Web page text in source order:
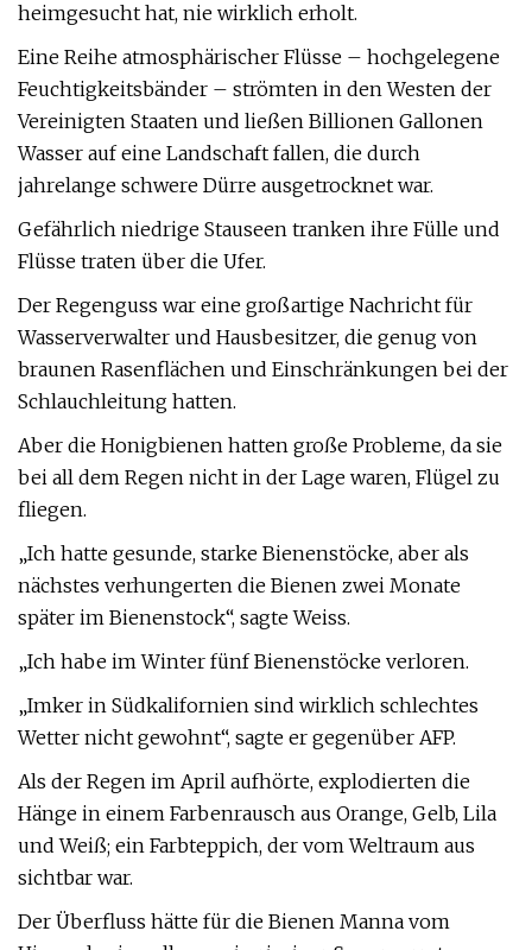
heimgesucht hat, nie wirklich erholt.
Eine Reihe atmosphärischer Flüsse – hochgelegene
Feuchtigkeitsbänder – strömten in den Westen der
Vereinigten Staaten und ließen Billionen Gallonen
Wasser auf eine Landschaft fallen, die durch
jahrelange schwere Dürre ausgetrocknet war.
Gefährlich niedrige Stauseen tranken ihre Fülle und
Flüsse traten über die Ufer.
Der Regenguss war eine großartige Nachricht für
Wasserverwalter und Hausbesitzer, die genug von
braunen Rasenflächen und Einschränkungen bei der
Schlauchleitung hatten.
Aber die Honigbienen hatten große Probleme, da sie
bei all dem Regen nicht in der Lage waren, Flügel zu
fliegen.
„Ich hatte gesunde, starke Bienenstöcke, aber als
nächstes verhungerten die Bienen zwei Monate
später im Bienenstock“, sagte Weiss.
„Ich habe im Winter fünf Bienenstöcke verloren.
„Imker in Südkalifornien sind wirklich schlechtes
Wetter nicht gewohnt“, sagte er gegenüber AFP.
Als der Regen im April aufhörte, explodierten die
Hänge in einem Farbenrausch aus Orange, Gelb, Lila
und Weiß; ein Farbteppich, der vom Weltraum aus
sichtbar war.
Der Überfluss hätte für die Bienen Manna vom